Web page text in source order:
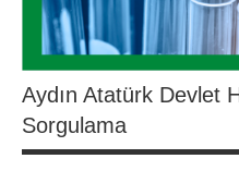
Aydın Atatürk Devlet
Sorgulama